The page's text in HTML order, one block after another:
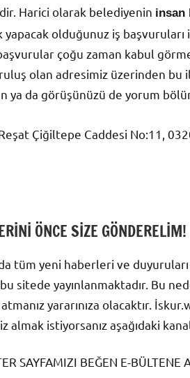
Harici olarak belediyenin insan
yapacak olduğunuz iş
çoğu zaman kabul
olan adresimiz üzerinden
ya da görüşünüzü de yorum
Çiğiltepe Caddesi No:11,
ÖNCE SİZE GÖNDERELİM!
tüm yeni haberleri ve
yayınlanmaktadır. Bu
yararınıza olacaktır.
almak istiyorsanız aşağıdaki
SAYFAMIZI BEĞEN E-BÜLTENE